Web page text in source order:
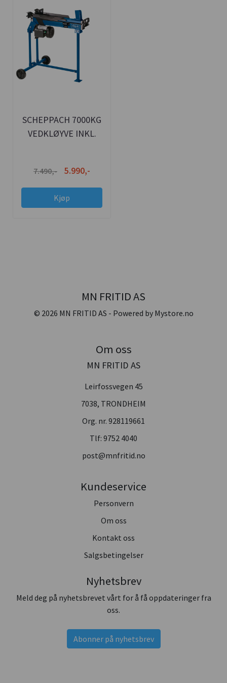
SCHEPPACH 7000KG
VEDKLØYVE INKL.
7.490,- 5.990,-
Kjøp
MN FRITID AS
© 2026 MN FRITID AS - Powered by Mystore.no
Om oss
MN FRITID AS
Leirfossvegen 45
7038, TRONDHEIM
Org. nr. 928119661
Tlf: 9752 4040
post@mnfritid.no
Kundeservice
Personvern
Om oss
Kontakt oss
Salgsbetingelser
Nyhetsbrev
Meld deg på nyhetsbrevet vårt for å få oppdateringer fra
oss.
Abonner på nyhetsbrev